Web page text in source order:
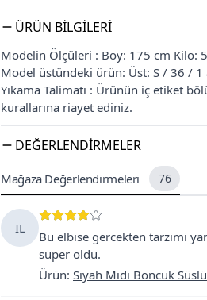
ÜRÜN BILGILERI
Modelin Ölçüleri : Boy: 175 cm Kilo:
Model üstündeki ürün: Üst: S / 36 / 1
Yıkama Talimatı : Ürünün iç etiket
kurallarına riayet ediniz.
DEĞERLENDIRMELER
Mağaza Değerlendirmeleri 76
IL
Bu elbise gercekten tarzimi
super oldu.
Ürün: Siyah Midi Boncuk